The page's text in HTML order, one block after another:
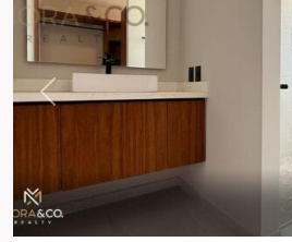
Previous